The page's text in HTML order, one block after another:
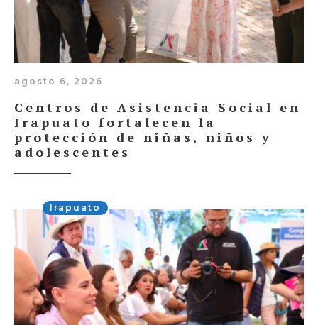
agosto 6, 2026
Centros de Asistencia Social en
Irapuato fortalecen la
protección de niñas, niños y
adolescentes
Irapuato